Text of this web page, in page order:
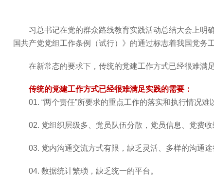
习总书记在党的群众路线教育实践活动总结大会上明
国共产党党组工作条例（试行）》的通过标志着我国党务
在新常态的要求下，传统的党建工作方式已经很难满
传统的党建工作方式已经很难满足实践的需要：
01. “两个责任”所要求的重点工作的落实和执行情况难
02. 党组织层级多、党员队伍分散，党员信息、党费
03. 党内沟通交流方式有限，缺乏灵活、多样的沟通途
04. 数据统计繁琐，缺乏统一的平台。